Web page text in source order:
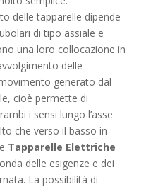
delle tapparelle dipende
di tipo assiale e
una loro collocazione in
delle
generato dal
cioè permette di
i sensi lungo l’asse
che verso il basso in
Tapparelle Elettriche
delle esigenze e dei
La possibilità di